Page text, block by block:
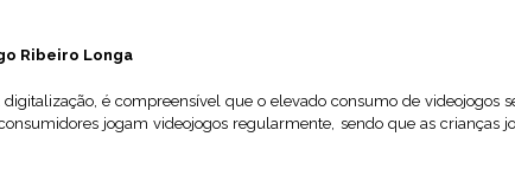
Ribeiro Longa
é compreensível que o elevado consumo de videojogos
jogam videojogos regularmente, sendo que as crianças